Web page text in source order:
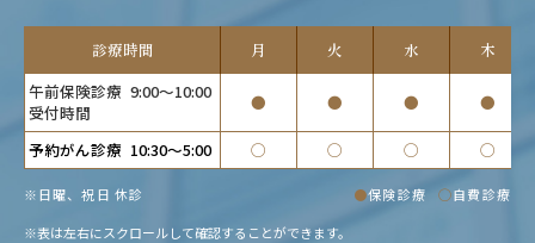
診療時間 月 火 水
木
午前保険診療
受付時間
9:00～10:00 ● ● ● ●
予約がん診療 10:30～5:00 ◯ ◯ ◯ ◯
※日曜、祝日 休診 ●保険診療 ◯自費診療
※表は左右にスクロールして確認することができます。